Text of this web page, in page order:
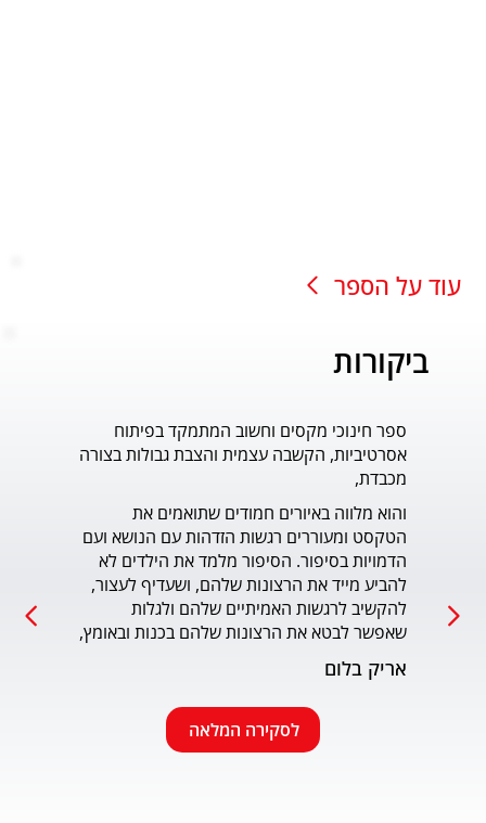
עוד על הספר
ביקורות
ספר חינוכי מקסים וחשוב המתמקד בפיתוח
אסרטיביות, הקשבה עצמית והצבת גבולות בצורה
מכבדת,
והוא מלווה באיורים חמודים שתואמים את
הדמויות בסיפור. הסיפור מלמד את הילדים לא
להקשיב לרגשות האמיתיים שלהם ולגלות
ורגשית בגובה העיניים של הילדים. מומלץ בחום.
אריק בלום
לסקירה המלאה